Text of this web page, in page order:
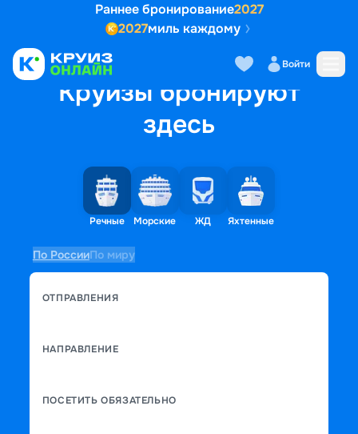
Раннее бронирование2027
2027миль каждому
Войти
Круизы бронируют
здесь
Речные Морские ЖД Яхтенные
По РоссииПо миру
ОТПРАВЛЕНИЯ
НАПРАВЛЕНИЕ
ПОСЕТИТЬ ОБЯЗАТЕЛЬНО